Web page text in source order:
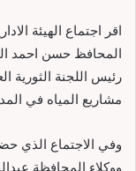
اقر اجتماع الهيئة
المحافظ حسن احمد
رئيس اللجنة الثورية
مشاريع المياه في
وفي الاجتماع الذي
ووكلاء المحافظة